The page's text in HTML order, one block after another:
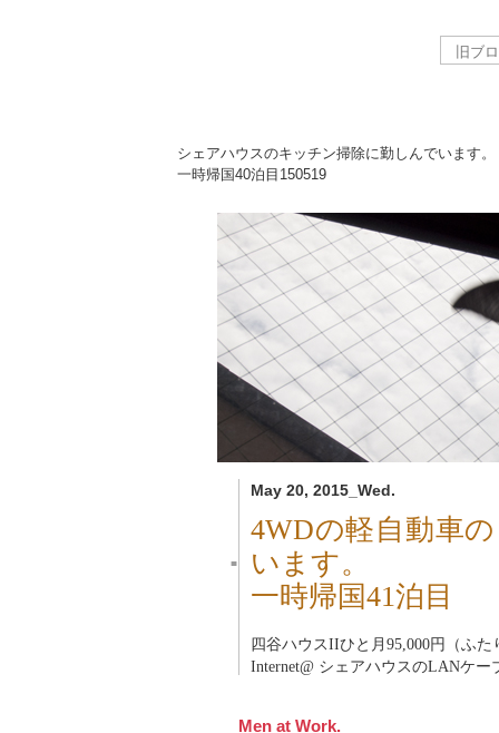
シェアハウスのキッチン掃除に勤しんでいます。
一時帰国40泊目 150519
May 20, 2015_Wed.
■
4WDの軽自動車
います。
一時帰国41泊目
四谷ハウスIIひと月95,000円（ふ
Internet@ シェアハウスのLANケー
Men at Work.